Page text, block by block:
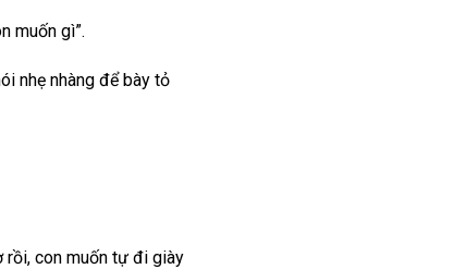
muốn gì”.
nhẹ nhàng để bày tỏ
rồi, con muốn tự đi giày